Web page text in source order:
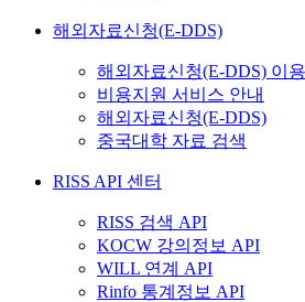
해외자료신청(E-DDS)
해외자료신청(E-DDS) 이
비용지원 서비스 안내
해외자료신청(E-DDS)
중국대학 자료 검색
RISS API 센터
RISS 검색 API
KOCW 강의정보 API
WILL 연계 API
Rinfo 통계정보 API